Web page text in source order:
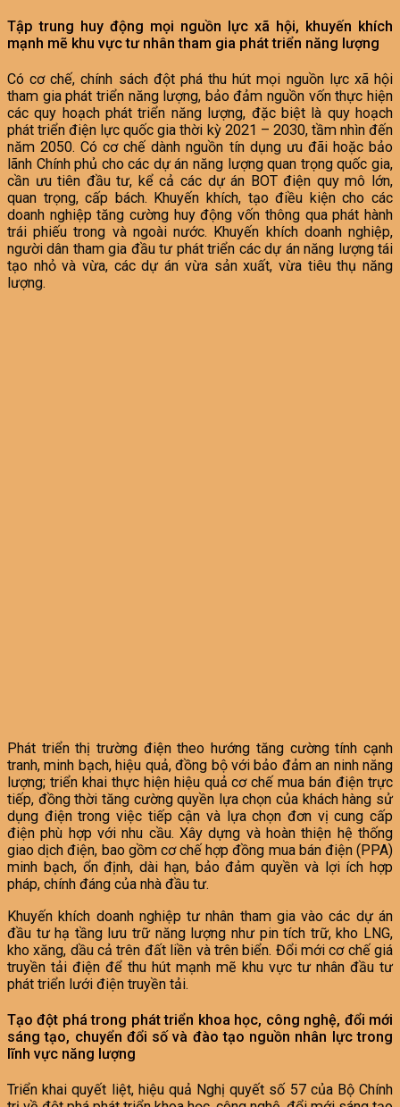
Tập trung huy động mọi nguồn lực xã hội, khuyến khích
mạnh mẽ khu vực tư nhân tham gia phát triển năng lượng
Có cơ chế, chính sách đột phá thu hút mọi nguồn lực xã hội
tham gia phát triển năng lượng, bảo đảm nguồn vốn thực hiện
các quy hoạch phát triển năng lượng, đặc biệt là quy hoạch
phát triển điện lực quốc gia thời kỳ 2021 – 2030, tầm nhìn đến
năm 2050. Có cơ chế dành nguồn tín dụng ưu đãi hoặc bảo
lãnh Chính phủ cho các dự án năng lượng quan trọng quốc gia,
cần ưu tiên đầu tư, kể cả các dự án BOT điện quy mô lớn,
quan trọng, cấp bách. Khuyến khích, tạo điều kiện cho các
doanh nghiệp tăng cường huy động vốn thông qua phát hành
trái phiếu trong và ngoài nước. Khuyến khích doanh nghiệp,
người dân tham gia đầu tư phát triển các dự án năng lượng tái
tạo nhỏ và vừa, các dự án vừa sản xuất, vừa tiêu thụ năng
lượng.
Phát triển thị trường điện theo hướng tăng cường tính cạnh
tranh, minh bạch, hiệu quả, đồng bộ với bảo đảm an ninh năng
lượng; triển khai thực hiện hiệu quả cơ chế mua bán điện trực
tiếp, đồng thời tăng cường quyền lựa chọn của khách hàng sử
dụng điện trong việc tiếp cận và lựa chọn đơn vị cung cấp
điện phù hợp với nhu cầu. Xây dựng và hoàn thiện hệ thống
giao dịch điện, bao gồm cơ chế hợp đồng mua bán điện (PPA)
minh bạch, ổn định, dài hạn, bảo đảm quyền và lợi ích hợp
pháp, chính đáng của nhà đầu tư.
Khuyến khích doanh nghiệp tư nhân tham gia vào các dự án
đầu tư hạ tầng lưu trữ năng lượng như pin tích trữ, kho LNG,
kho xăng, dầu cả trên đất liền và trên biển. Đổi mới cơ chế giá
truyền tải điện để thu hút mạnh mẽ khu vực tư nhân đầu tư
phát triển lưới điện truyền tải.
Tạo đột phá trong phát triển khoa học, công nghệ, đổi mới
sáng tạo, chuyển đổi số và đào tạo nguồn nhân lực trong
lĩnh vực năng lượng
Triển khai quyết liệt, hiệu quả Nghị quyết số 57 của Bộ Chính